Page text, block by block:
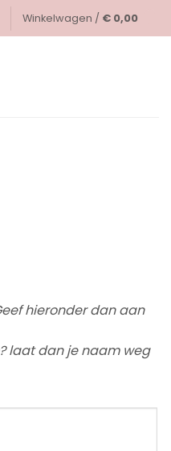
Winkelwagen / € 0,00
hieronder dan aan
laat dan je naam weg